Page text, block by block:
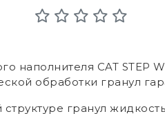
наполнителя CAT
обработки гранул
гранул